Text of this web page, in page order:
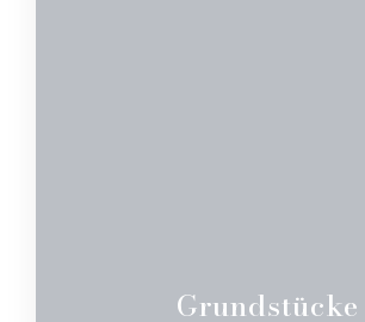
Grundstücke